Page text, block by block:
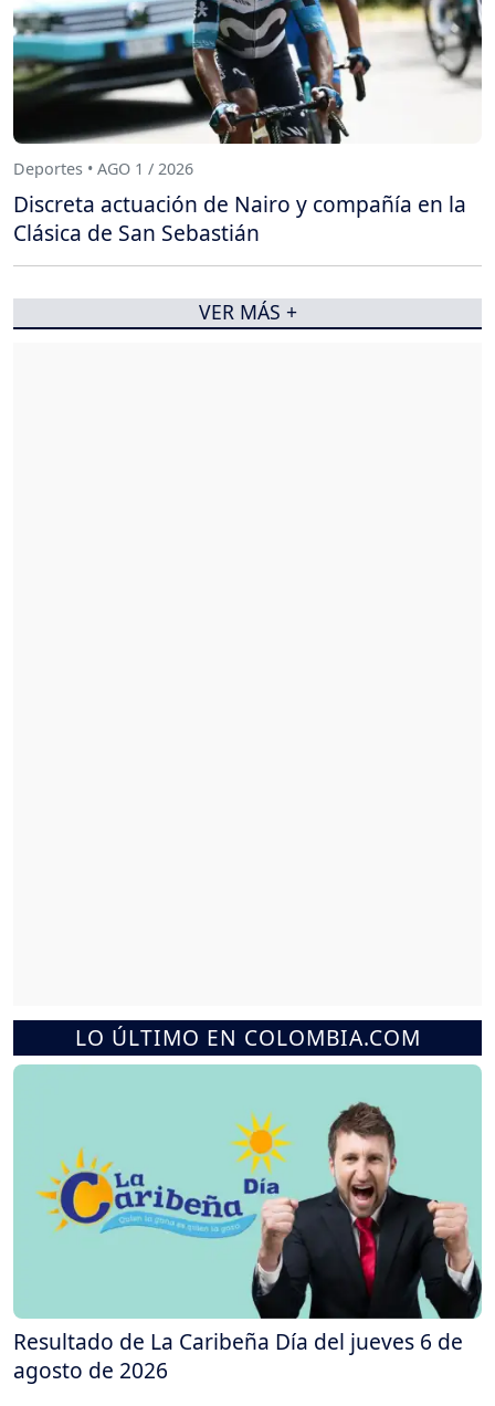
LO ÚLTIMO EN COLOMBIA.COM
Resultado de La Caribeña Día del jueves 6 de
agosto de 2026
Deportes • AGO 1 / 2026
Discreta actuación de Nairo y compañía en la
Clásica de San Sebastián
VER MÁS +